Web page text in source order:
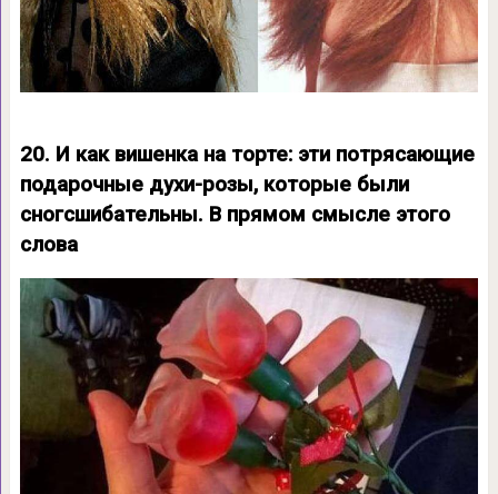
20. И как вишенка на торте: эти потрясающие
подарочные духи-розы, которые были
сногсшибательны. В прямом смысле этого
слова